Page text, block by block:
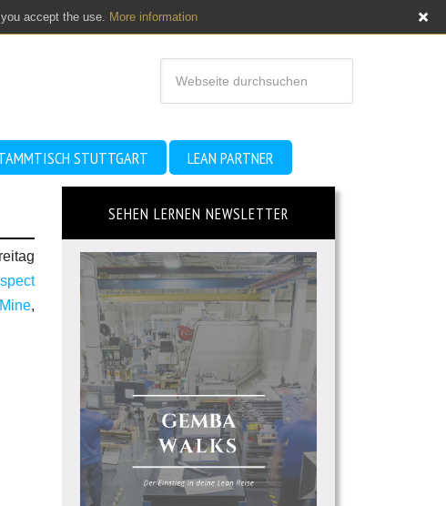
accept the use. More information
STUTTGART LEAN PARTNER
,
SEHEN LERNEN NEWSLETTER